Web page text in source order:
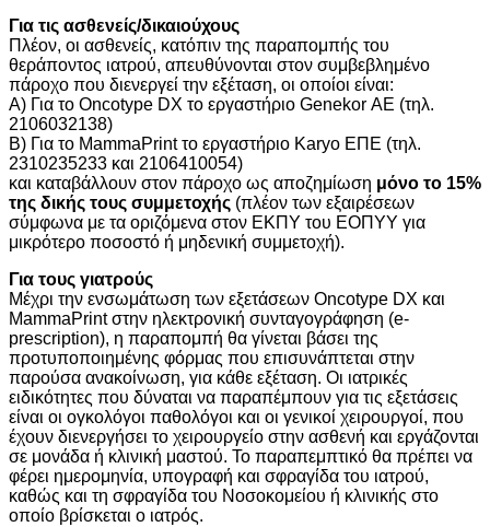
Για τις ασθενείς/δικαιούχους
Πλέον, οι ασθενείς, κατόπιν της παραπομπής του
θεράποντος ιατρού, απευθύνονται στον συμβεβλημένο
πάροχο που διενεργεί την εξέταση, οι οποίοι είναι:
Α) Για το Oncotype DΧ το εργαστήριο Genekor ΑΕ (τηλ.
2106032138)
Β) Για το MammaPrint το εργαστήριο Karyo ΕΠΕ (τηλ.
2310235233 και 2106410054)
και καταβάλλουν στον πάροχο ως αποζημίωση μόνο το 15%
της δικής τους συμμετοχής (πλέον των εξαιρέσεων
σύμφωνα με τα οριζόμενα στον ΕΚΠΥ του ΕΟΠΥΥ για
μικρότερο ποσοστό ή μηδενική συμμετοχή).
Για τους γιατρούς
Μέχρι την ενσωμάτωση των εξετάσεων Oncotype DX και
MammaPrint στην ηλεκτρονική συνταγογράφηση (e-
prescription), η παραπομπή θα γίνεται βάσει της
προτυποποιημένης φόρμας που επισυνάπτεται στην
παρούσα ανακοίνωση, για κάθε εξέταση. Οι ιατρικές
ειδικότητες που δύναται να παραπέμπουν για τις εξετάσεις
είναι οι ογκολόγοι παθολόγοι και οι γενικοί χειρουργοί, που
έχουν διενεργήσει το χειρουργείο στην ασθενή και εργάζονται
σε μονάδα ή κλινική μαστού. Το παραπεμπτικό θα πρέπει να
φέρει ημερομηνία, υπογραφή και σφραγίδα του ιατρού,
καθώς και τη σφραγίδα του Νοσοκομείου ή κλινικής στο
οποίο βρίσκεται ο ιατρός.